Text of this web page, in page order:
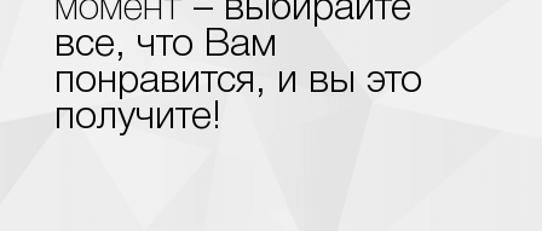
момент – выбирайте
все, что Вам
понравится, и вы это
получите!